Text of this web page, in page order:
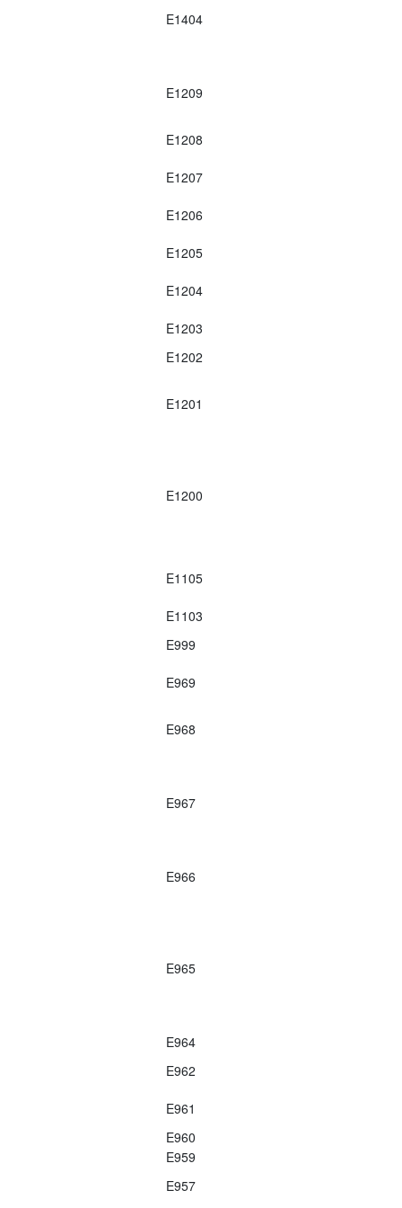
E1404
E1209
E1208
E1207
E1206
E1205
E1204
E1203
E1202
E1201
E1200
E1105
E1103
E999
E969
E968
E967
E966
E965
E964
E962
E961
E960
E959
E957